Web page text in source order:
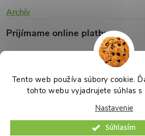
Tento web používa súbory cookie.
tohto webu vyjadrujete súhlas s
Nastavenie
Súhlasím
Archív
Prijímame online platby
Vytvoril Shoptet
TINTA.sk . Všetky práva
cookies